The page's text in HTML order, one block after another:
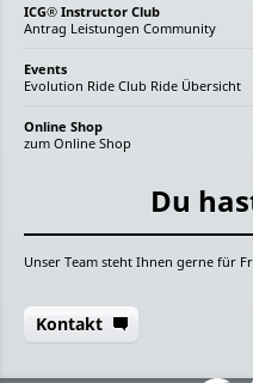
ICG® Instructor Club
Antrag Leistungen Community
Events
Evolution Ride Club Ride Übersicht
Online Shop
zum Online Shop
Du
Unser Team steht Ihnen gerne für
Kontakt